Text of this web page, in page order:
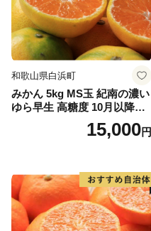
和歌山県白浜町
みかん 5kg MS玉 紀南の濃い
ゆら早生 高糖度 10月以降発
送 マルチ被覆栽培15,000円